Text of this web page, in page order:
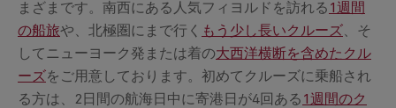
まざまです。南西にある人気フィヨルドを訪れる 1週間
の船旅や、北極圏にまで行く もう少し長いクルーズ 、そ
してニューヨーク発または着の大西洋横断を含めたクル
ーズをご用意しております。初めてクルーズに乗船され
る方は、2日間の航海日中に寄港日が4回ある 1週間のク